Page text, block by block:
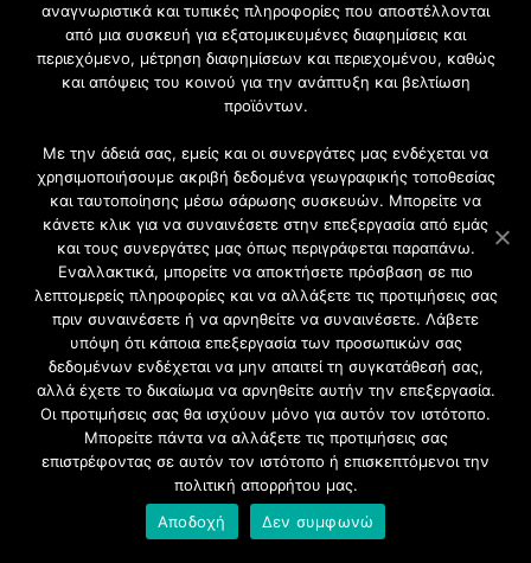
Ξύλινα
Κουφώματα
αναγνωριστικά και τυπικές πληροφορίες που αποστέλλονται
από μια συσκευή για εξατομικευμένες διαφημίσεις και
περιεχόμενο, μέτρηση διαφημίσεων και περιεχομένου, καθώς
και απόψεις του κοινού για την ανάπτυξη και βελτίωση
προϊόντων.
Με την άδειά σας, εμείς και οι συνεργάτες μας ενδέχεται να
χρησιμοποιήσουμε ακριβή δεδομένα γεωγραφικής τοποθεσίας
και ταυτοποίησης μέσω σάρωσης συσκευών. Μπορείτε να
κάνετε κλικ για να συναινέσετε στην επεξεργασία από εμάς
και τους συνεργάτες μας όπως περιγράφεται παραπάνω.
Εναλλακτικά, μπορείτε να αποκτήσετε πρόσβαση σε πιο
λεπτομερείς πληροφορίες και να αλλάξετε τις προτιμήσεις σας
πριν συναινέσετε ή να αρνηθείτε να συναινέσετε. Λάβετε
υπόψη ότι κάποια επεξεργασία των προσωπικών σας
δεδομένων ενδέχεται να μην απαιτεί τη συγκατάθεσή σας,
αλλά έχετε το δικαίωμα να αρνηθείτε αυτήν την επεξεργασία.
Οι προτιμήσεις σας θα ισχύουν μόνο για αυτόν τον ιστότοπο.
Μπορείτε πάντα να αλλάξετε τις προτιμήσεις σας
επιστρέφοντας σε αυτόν τον ιστότοπο ή επισκεπτόμενοι την
πολιτική απορρήτου μας.
Αποδοχή
Δεν συμφωνώ